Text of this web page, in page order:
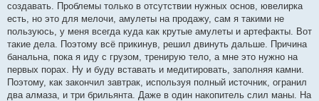
создавать. Проблемы только в отсутствии нужных основ, ювелирка
есть, но это для мелочи, амулеты на продажу, сам я такими не
пользуюсь, у меня всегда куда как крутые амулеты и артефакты. Вот
такие дела. Поэтому всё прикинув, решил двинуть дальше. Причина
банальна, пока я иду с грузом, тренирую тело, а мне это нужно на
первых порах. Ну и буду вставать и медитировать, заполняя камни.
Поэтому, как закончил завтрак, используя полный источник, огранил
два алмаза, и три брильянта. Даже в один накопитель слил маны. На